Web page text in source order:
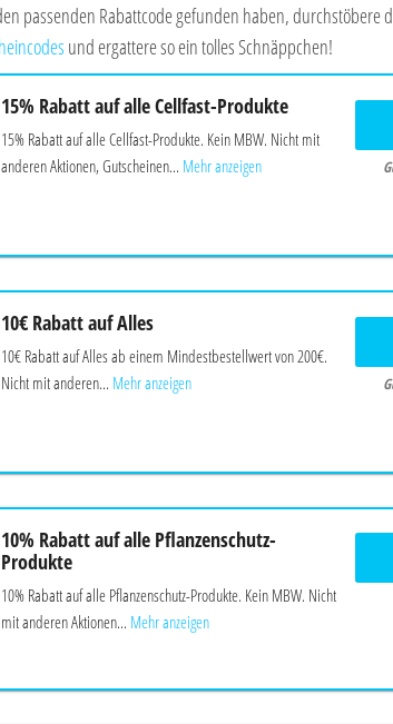
passenden Rabattcode gefunden haben, durchstöbere
und ergattere so ein tolles Schnäppchen!
15% Rabatt auf alle Cellfast-Produkte
15% Rabatt auf alle Cellfast-Produkte. Kein MBW. Nicht mit
anderen Aktionen, Gutscheinen... Mehr anzeigen
10€ Rabatt auf Alles
10€ Rabatt auf Alles ab einem Mindestbestellwert von 200€.
Nicht mit anderen... Mehr anzeigen
10% Rabatt auf alle Pflanzenschutz-
Produkte
10% Rabatt auf alle Pflanzenschutz-Produkte. Kein MBW. Nicht
mit anderen Aktionen... Mehr anzeigen